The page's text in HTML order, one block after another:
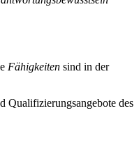
Fähigkeiten sind in der
Qualifizierungsangebote des